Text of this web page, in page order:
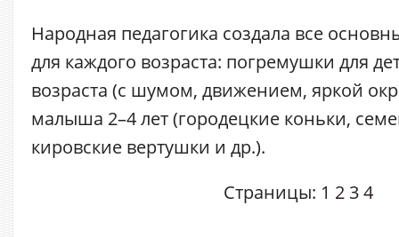
Народная педагогика создала все
для каждого возраста: погремушки для
возраста (с шумом, движением, яркой
малыша 2–4 лет (городецкие коньки,
кировские вертушки и др.).
Страницы: 1 2 34